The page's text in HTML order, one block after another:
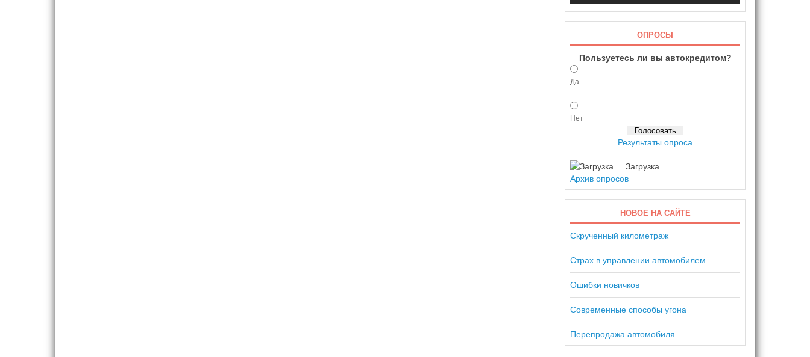
ОПРОСЫ
Пользуетесь ли вы автокредитом?
Да
Нет
Результаты опроса
Загрузка ...
Архив опросов
НОВОЕ НА САЙТЕ
Скрученный километраж
Страх в управлении автомобилем
Ошибки новичков
Современные способы угона
Перепродажа автомобиля